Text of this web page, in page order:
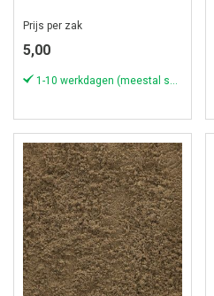
Prijs per zak
5,00
1-10 werkdagen (meestal sneller)